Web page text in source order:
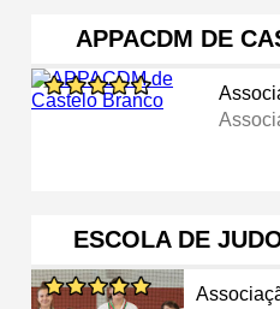
APPACDM DE
ESCOLA DE